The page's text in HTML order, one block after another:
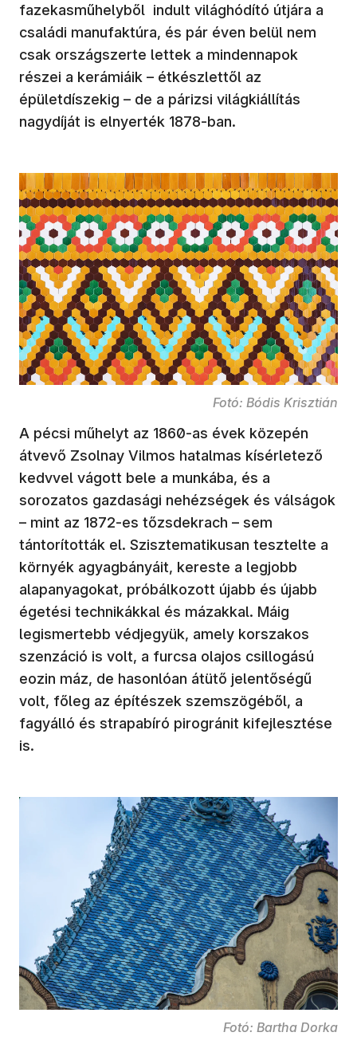
fazekasműhelyből indult világhódító útjára a
családi manufaktúra, és pár éven belül nem
csak országszerte lettek a mindennapok
részei a kerámiáik – étkészlettől az
épületdíszekig – de a párizsi világkiállítás
nagydíját is elnyerték 1878-ban.
Fotó: Bódis Krisztián
A pécsi műhelyt az 1860-as évek közepén
átvevő Zsolnay Vilmos hatalmas kísérletező
kedvvel vágott bele a munkába, és a
sorozatos gazdasági nehézségek és válságok
– mint az 1872-es tőzsdekrach – sem
tántorították el. Szisztematikusan tesztelte a
környék agyagbányáit, kereste a legjobb
alapanyagokat, próbálkozott újabb és újabb
égetési technikákkal és mázakkal. Máig
legismertebb védjegyük, amely korszakos
szenzáció is volt, a furcsa olajos csillogású
eozin máz, de hasonlóan átütő jelentőségű
volt, főleg az építészek szemszögéből, a
fagyálló és strapabíró pirogránit kifejlesztése
is.
Fotó: Bartha Dorka